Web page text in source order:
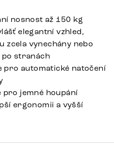
nosnost až 150 kg
elegantní vzhled,
zcela vynechány nebo
po stranách
pro automatické natočení
pro jemné houpání
ergonomii a vyšší